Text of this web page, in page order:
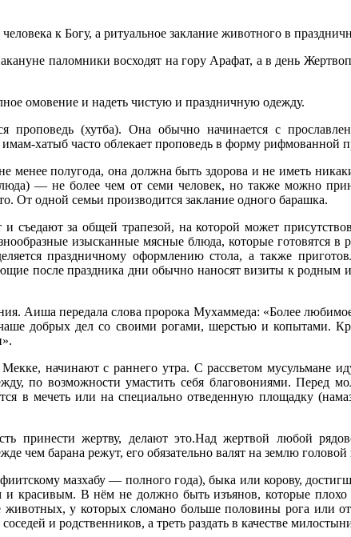
к Богу, а ритуальное заклание животного в
паломники восходят на гору Арафат, а в день
омовение и надеть чистую и праздничную одежду.
проповедь (хутба). Она обычно начинается с
хатыб часто облекает проповедь в форму рифмованной
полугода, она должна быть здорова и не иметь
— не более чем от семи человек, но также можно
От одной семьи производится заклание одного барашка.
за общей трапезой, на которой может
изысканные мясные блюда, которые готовятся
праздничному оформлению стола, а также
после праздника дни обычно наносят визиты к
Аиша передала слова пророка Мухаммеда: «Более
добрых дел со своими рогами, шерстью и копытами.
начинают с раннего утра. С рассветом мусульмане
по возможности умастить себя благовониями. Перед
в мечеть или на специально отведенную площадку
принести жертву, делают это.Над жертвой любой
чем барана режут, его обязательно валят на землю
мазхабу — полного года), быка или корову,
В нём не должно быть изъянов, которые плохо
у которых сломано больше половины рога или
и родственников, а треть раздать в качестве